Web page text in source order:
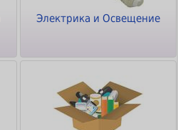
Электрика и Освещение